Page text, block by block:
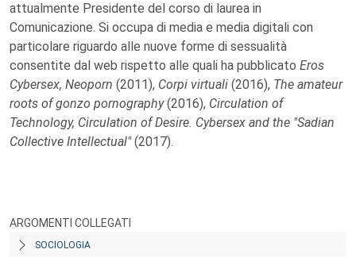
attualmente Presidente del corso di laurea in
Comunicazione. Si occupa di media e media digitali con
particolare riguardo alle nuove forme di sessualità
consentite dal web rispetto alle quali ha pubblicato Eros
Cybersex, Neoporn (2011), Corpi virtuali (2016), The amateur
roots of gonzo pornography(2016), Circulation of
Technology, Circulation of Desire. Cybersex and the "Sadian
Collective Intellectual"(2017).
ARGOMENTI COLLEGATI
SOCIOLOGIA